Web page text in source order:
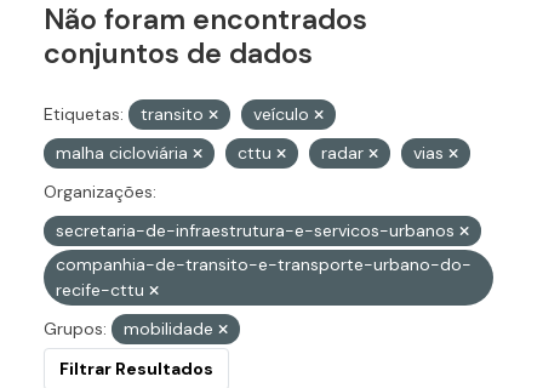
Não foram encontrados
conjuntos de dados
Etiquetas: transito
veículo
malha cicloviária
cttu radar
vias
Organizações:
secretaria-de-infraestrutura-e-servicos-urbanos
companhia-de-transito-e-transporte-urbano-do-
recife-cttu
Grupos:
mobilidade
Filtrar Resultados